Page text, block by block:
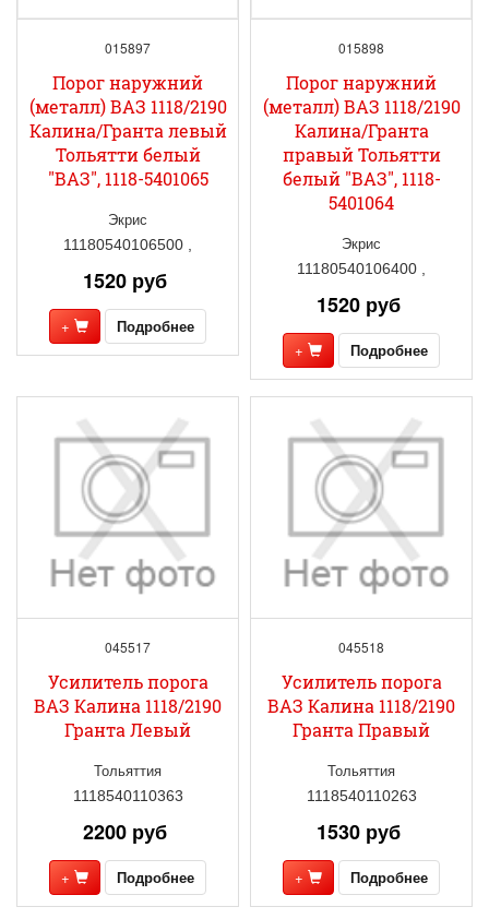
015897
Порог наружний
(металл) ВАЗ 1118/2190
Калина/Гранта левый
Тольятти белый
"ВАЗ", 1118-5401065
Экрис
11180540106500 ,
1520 руб
+ Подробнее
015898
Порог наружний
(металл) ВАЗ 1118/2190
Калина/Гранта
правый Тольятти
белый "ВАЗ", 1118-
5401064
Экрис
11180540106400 ,
1520 руб
+ Подробнее
045517
Усилитель порога
ВАЗ Калина 1118/2190
Гранта Левый
Тольяттия
1118540110363
2200 руб
+ Подробнее
045518
Усилитель порога
ВАЗ Калина 1118/2190
Гранта Правый
Тольяттия
1118540110263
1530 руб
+ Подробнее